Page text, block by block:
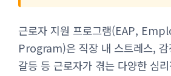
근로자 지원 프로그램(EAP,
Program)은 직장 내 스트레스, 감
갈등 등 근로자가 겪는 다양한 심